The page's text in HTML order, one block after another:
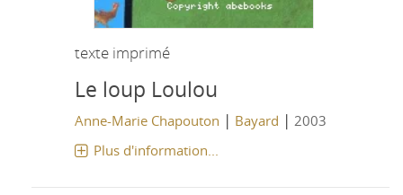
texte imprimé
Le loup Loulou
Anne-Marie Chapouton | Bayard | 2003
Plus d'information...